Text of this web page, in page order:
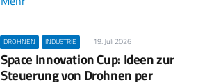
DROHNEN INDUSTRIE 19. Juli 2026
Space Innovation Cup: Ideen zur
Steuerung von Drohnen per